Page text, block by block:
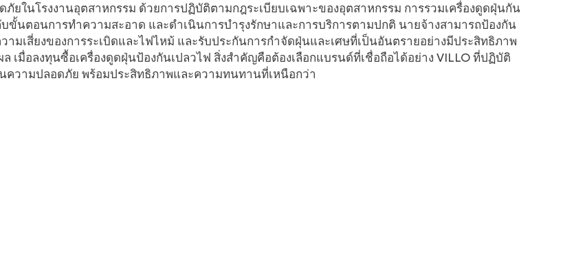
ภัยในโรงงานอุตสาหกรรม ด้วยการปฏิบัติตามกฎระเบียบเฉพาะของอุตสาหกรรม การรวมเครื่องดูดฝุ่นกัน
บขั้นตอนการทำความสะอาด และดำเนินการบำรุงรักษาและการบริการตามปกติ นายจ้างสามารถป้องกัน
ามเสี่ยงของการระเบิดและไฟไหม้ และรับประกันการกำจัดฝุ่นและเศษที่เป็นอันตรายอย่างมีประสิทธิภาพ
ล เมื่อลงทุนซื้อเครื่องดูดฝุ่นป้องกันเปลวไฟ สิ่งสำคัญคือต้องเลือกแบรนด์ที่เชื่อถือได้อย่าง VILLO ที่ปฏิบัติ
ความปลอดภัย พร้อมประสิทธิภาพและความทนทานที่เหนือกว่า